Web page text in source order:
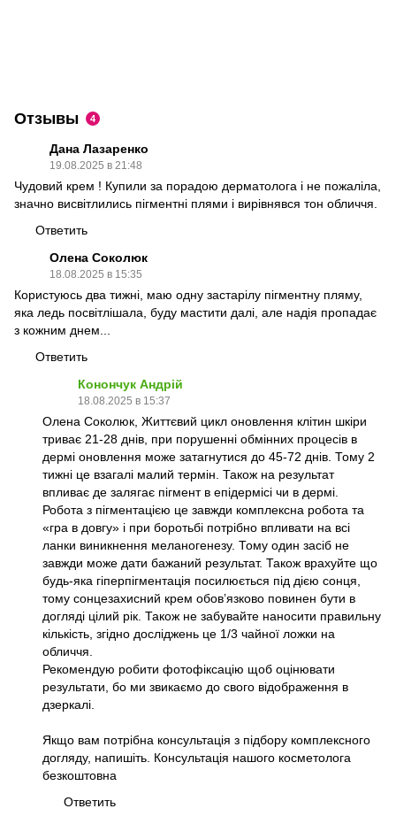
Отзывы 4
Дана Лазаренко
19.08.2025 в 21:48
Чудовий крем ! Купили за порадою дерматолога і не пожаліла,
значно висвітлились пігментні плями і вирівнявся тон обличчя.
Ответить
Олена Соколюк
18.08.2025 в 15:35
Користуюсь два тижні, маю одну застарілу пігментну пляму,
яка ледь посвітлішала, буду мастити далі, але надія пропадає
з кожним днем...
Ответить
Конончук Андрій
18.08.2025 в 15:37
Олена Соколюк, Життєвий цикл оновлення клітин шкіри
триває 21-28 днів, при порушенні обмінних процесів в
дермі оновлення може затагнутися до 45-72 днів. Тому 2
тижні це взагалі малий термін. Також на результат
впливає де залягає пігмент в епідермісі чи в дермі.
Робота з пігментацією це завжди комплексна робота та
«гра в довгу» і при боротьбі потрібно впливати на всі
ланки виникнення меланогенезу. Тому один засіб не
завжди може дати бажаний результат. Також врахуйте що
будь-яка гіперпігментація посилюється під дією сонця,
тому сонцезахисний крем обов’язково повинен бути в
догляді цілий рік. Також не забувайте наносити правильну
кількість, згідно досліджень це 1/3 чайної ложки на
обличчя.
Рекомендую робити фотофіксацію щоб оцінювати
результати, бо ми звикаємо до свого відображення в
дзеркалі.
Якщо вам потрібна консультація з підбору комплексного
догляду, напишіть. Консультація нашого косметолога
безкоштовна
Ответить